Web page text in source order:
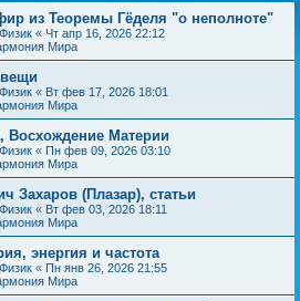
из Теоремы Гёделя "о неполноте"
Физик « Чт апр 16, 2026 22:12
Мира
Физик « Вт фев 17, 2026 18:01
Мира
Восхождение Материи
Физик « Пн фев 09, 2026 03:10
Мира
Захаров (Плазар), статьи
Физик « Вт фев 03, 2026 18:11
Мира
энергия и частота
Физик « Пн янв 26, 2026 21:55
Мира